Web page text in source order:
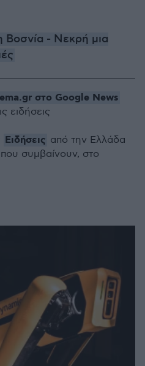
Βοσνία - Νεκρή μια
στο Google News
ειδήσεις
Ειδήσεις από την Ελλάδα
συμβαίνουν, στο